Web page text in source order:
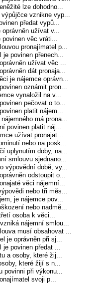
lze dohodno...
vznikne vyp...
předat vypů...
oprávněn užívat v...
povinen věc vráti...
pronajímatel p...
je povinen přenech...
užívat věc ...
dát pronaja...
je nájemce oprávn...
oznámit pron...
vynaložil na v...
pečovat o to...
platit nájem...
má prona...
povinen platit náj...
užívat pronajat...
nebo na posk...
uplynutím doby, na...
smlouvu sjednano...
výpovědní době, vy...
odstoupit o...
věci nájemní...
nebo tři měs...
je nájemce pov...
nebo nadmě...
osoba k věci...
nájemní smlou...
musí obsahovat ...
je oprávněn při sj...
je povinen předat ...
a osoby, které žij...
které žijí s n...
povinni při výkonu...
svoji p...